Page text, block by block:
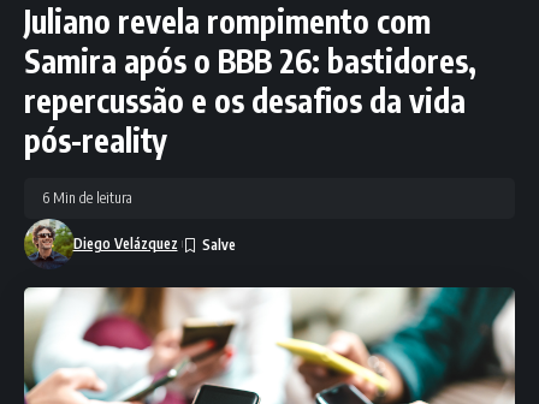
Juliano revela rompimento com
Samira após o BBB 26: bastidores,
repercussão e os desafios da vida
pós-reality
Diego Velázquez
6 Min de leitura